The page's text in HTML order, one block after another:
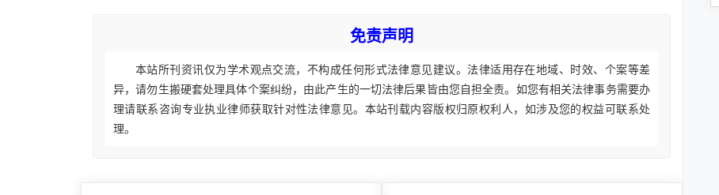
免责声明
本站所刊资讯仅为学术观点交流，不构成任何形式法律意见建议。法律适用存在地域、时效、个案等差
异，请勿生搬硬套处理具体个案纠纷，由此产生的一切法律后果皆由您自担全责。如您有相关法律事务需要办
理请联系咨询专业执业律师获取针对性法律意见。本站刊载内容版权归原权利人，如涉及您的权益可联系处
理。